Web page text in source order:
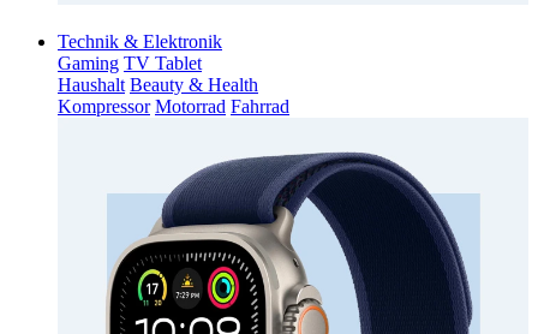
Technik & Elektronik
Gaming TV Tablet
Haushalt Beauty & Health
Kompressor Motorrad Fahrrad